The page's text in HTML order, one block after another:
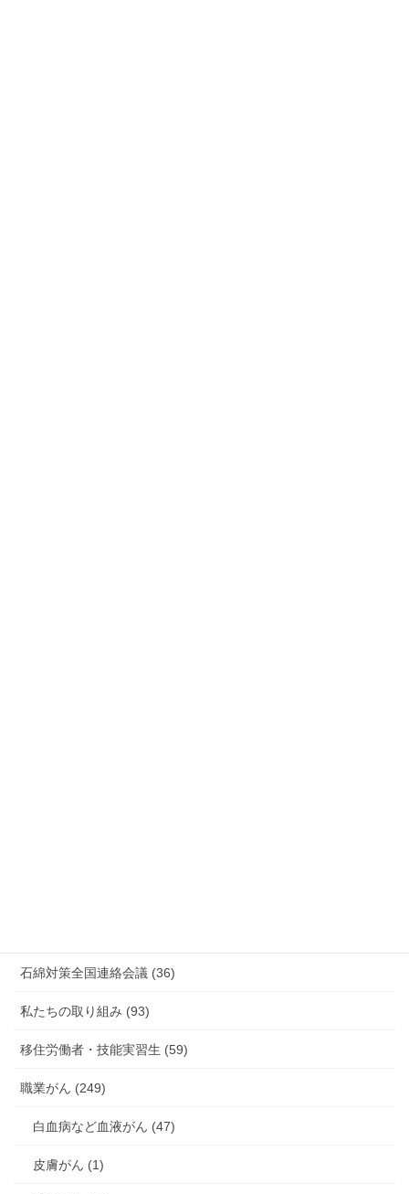
石綿対策全国連絡会議 (36)
私たちの取り組み (93)
移住労働者・技能実習生 (59)
職業がん (249)
白血病など血液がん (47)
皮膚がん (1)